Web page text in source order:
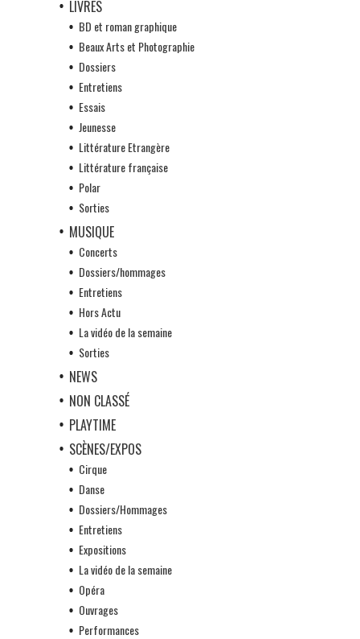
LIVRES
BD et roman graphique
Beaux Arts et Photographie
Dossiers
Entretiens
Essais
Jeunesse
Littérature Etrangère
Littérature française
Polar
Sorties
MUSIQUE
Concerts
Dossiers/hommages
Entretiens
Hors Actu
La vidéo de la semaine
Sorties
NEWS
NON CLASSÉ
PLAYTIME
SCÈNES/EXPOS
Cirque
Danse
Dossiers/Hommages
Entretiens
Expositions
La vidéo de la semaine
Opéra
Ouvrages
Performances